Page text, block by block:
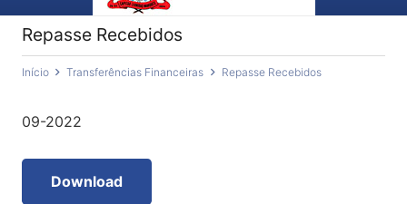
Repasse Recebidos
Início Transferências Financeiras Repasse Recebidos
09-2022
Download